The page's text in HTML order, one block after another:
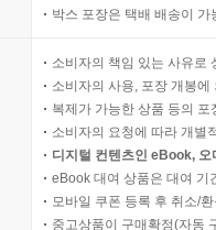
박스 포장은 택배 배송이
소비자의 책임 있는 사유로
소비자의 사용, 포장 개봉
복제가 가능한 상품 등의
소비자의 요청에 따라 개별
디지털 컨텐츠인 eBook,
eBook 대여 상품은 대여 기
모바일 쿠폰 등록 후 취소/
중고상품이 구매확정(자동